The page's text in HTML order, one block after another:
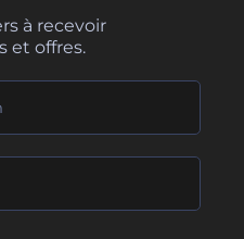
à recevoir
et offres.